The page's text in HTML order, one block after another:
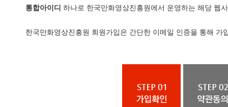
통합아이디 하나로 한국만화영상진흥원에서 운영하는 해당 웹
한국만화영상진흥원 회원가입은 간단한 이메일 인증을 통해 가